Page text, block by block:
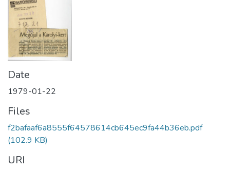
About us
Date
1979-01-22
Files
f2bafaaf6a8555f64578614cb645ec9fa44b36eb.pdf
(102.9 KB)
URI